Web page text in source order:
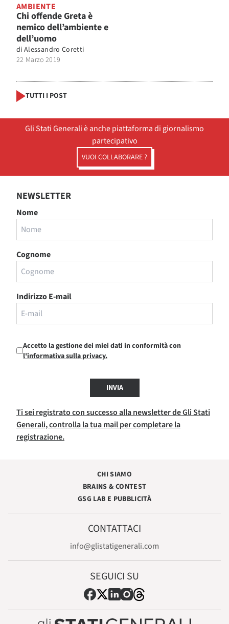
AMBIENTE
Chi offende Greta è
nemico dell’ambiente e
dell’uomo
di Alessandro Coretti
22 Marzo 2019
TUTTI I POST
Gli Stati Generali è anche piattaforma di giornalismo
partecipativo
VUOI COLLABORARE ?
NEWSLETTER
Nome
Cognome
Indirizzo E-mail
Accetto la gestione dei miei dati in conformità con
l'informativa sulla privacy.
INVIA
Ti sei registrato con successo alla newsletter de Gli Stati
Generali, controlla la tua mail per completare la
registrazione.
CHI SIAMO
BRAINS & CONTEST
GSG LAB E PUBBLICITÀ
CONTATTACI
info@glistatigenerali.com
SEGUICI SU